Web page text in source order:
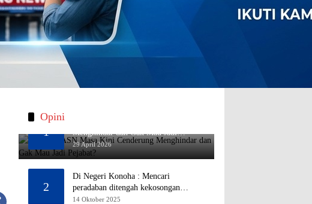
Opini
1
Menghindar dan Gak Mau Jadi
Pejabat?
29 April 2026
2
Di Negeri Konoha : Mencari
peradaban ditengah kekosongan
pendidikan
14 Oktober 2025